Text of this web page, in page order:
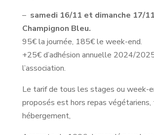
–samedi 16/11 et dimanche 17/
Champignon Bleu.
95€ la journée, 185€ le week-end.
+25€ d’adhésion annuelle 2024/
l’association.
Le tarif de tous les stages ou week-
proposés est hors repas
hébergement,